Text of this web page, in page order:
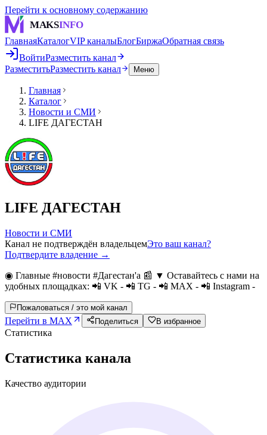
Перейти к основному содержанию
MAKSINFO
ГлавнаяКаталогVIP каналыБлогБиржаОбратная связь
ВойтиРазместить канал
РазместитьРазместить канал Меню
Главная
Каталог
Новости и СМИ
LIFE ДАГЕСТАН
LIFE ДАГЕСТАН
Новости и СМИ
Канал не подтверждён владельцемЭто ваш канал?
Подтвердите владение →
◉ Главные #новости #Дагестан'а 📰 ▼ Оставайтесь с нами на
удобных площадках: 📲 VK - 📲 TG - 📲 МАХ - 📲 Instagram -
Пожаловаться / это мой канал
Перейти в MAX Поделиться В избранное
Статистика
Статистика канала
Качество аудитории